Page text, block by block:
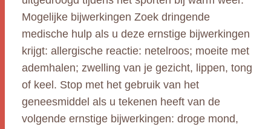
Mogelijke bijwerkingen Zoek dringende
medische hulp als u deze ernstige bijwerkingen
krijgt: allergische reactie: netelroos; moeite met
ademhalen; zwelling van je gezicht, lippen, tong
of keel. Stop met het gebruik van het
geneesmiddel als u tekenen heeft van de
volgende ernstige bijwerkingen: droge mond,